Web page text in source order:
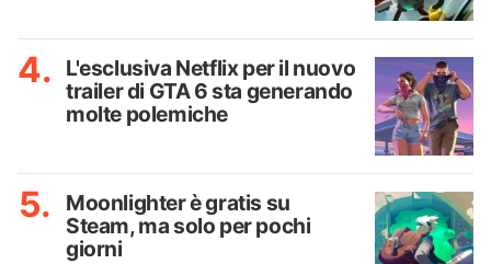
L'esclusiva Netflix per il nuovo
trailer di GTA 6 sta generando
molte polemiche
Moonlighter è gratis su
Steam, ma solo per pochi
giorni